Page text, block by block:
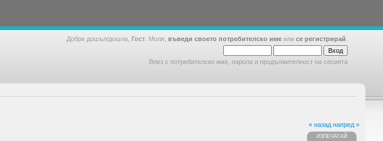
Добре дошъл/дошла, Гост . Моля, въведи своето потребителско име или се регистрирай
Влез с потребителско име, парола и продължителност на сесията
« назад напред »
ИЗПЕЧАТАЙ